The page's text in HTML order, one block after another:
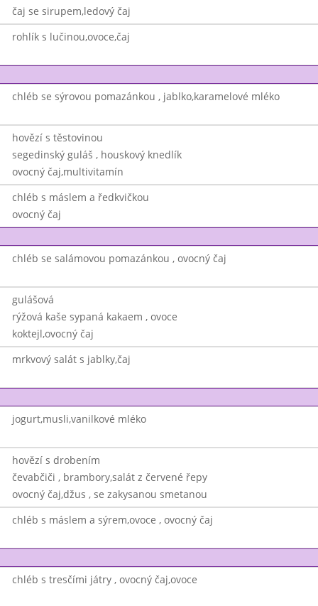
čaj se sirupem,ledový čaj
rohlík s lučinou,ovoce,čaj
chléb se sýrovou pomazánkou , jablko,karamelové mléko
hovězí s těstovinou
segedinský guláš , houskový knedlík
ovocný čaj,multivitamín
chléb s máslem a ředkvičkou
ovocný čaj
chléb se salámovou pomazánkou , ovocný čaj
gulášová
rýžová kaše sypaná kakaem , ovoce
koktejl,ovocný čaj
mrkvový salát s jablky,čaj
jogurt,musli,vanilkové mléko
hovězí s drobením
čevabčiči , brambory,salát z červené řepy
ovocný čaj,džus , se zakysanou smetanou
chléb s máslem a sýrem,ovoce , ovocný čaj
chléb s tresčími játry , ovocný čaj,ovoce